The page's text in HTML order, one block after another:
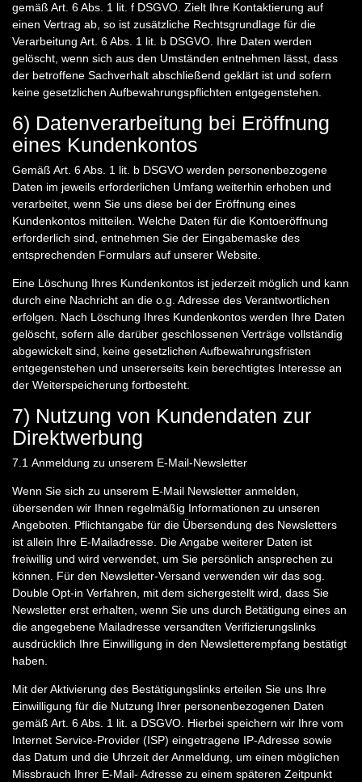
gemäß Art. 6 Abs. 1 lit. f DSGVO. Zielt Ihre Kontaktierung auf
einen Vertrag ab, so ist zusätzliche Rechtsgrundlage für die
Verarbeitung Art. 6 Abs. 1 lit. b DSGVO. Ihre Daten werden
gelöscht, wenn sich aus den Umständen entnehmen lässt, dass
der betroffene Sachverhalt abschließend geklärt ist und sofern
keine gesetzlichen Aufbewahrungspflichten entgegenstehen.
6) Datenverarbeitung bei Eröffnung
eines Kundenkontos
Gemäß Art. 6 Abs. 1 lit. b DSGVO werden personenbezogene
Daten im jeweils erforderlichen Umfang weiterhin erhoben und
verarbeitet, wenn Sie uns diese bei der Eröffnung eines
Kundenkontos mitteilen. Welche Daten für die Kontoeröffnung
erforderlich sind, entnehmen Sie der Eingabemaske des
entsprechenden Formulars auf unserer Website.
Eine Löschung Ihres Kundenkontos ist jederzeit möglich und kann
durch eine Nachricht an die o.g. Adresse des Verantwortlichen
erfolgen. Nach Löschung Ihres Kundenkontos werden Ihre Daten
gelöscht, sofern alle darüber geschlossenen Verträge vollständig
abgewickelt sind, keine gesetzlichen Aufbewahrungsfristen
entgegenstehen und unsererseits kein berechtigtes Interesse an
der Weiterspeicherung fortbesteht.
7) Nutzung von Kundendaten zur
Direktwerbung
7.1 Anmeldung zu unserem E-Mail-Newsletter
Wenn Sie sich zu unserem E-Mail Newsletter anmelden,
übersenden wir Ihnen regelmäßig Informationen zu unseren
Angeboten. Pflichtangabe für die Übersendung des Newsletters
ist allein Ihre E-Mailadresse. Die Angabe weiterer Daten ist
freiwillig und wird verwendet, um Sie persönlich ansprechen zu
können. Für den Newsletter-Versand verwenden wir das sog.
Double Opt-in Verfahren, mit dem sichergestellt wird, dass Sie
Newsletter erst erhalten, wenn Sie uns durch Betätigung eines an
die angegebene Mailadresse versandten Verifizierungslinks
ausdrücklich Ihre Einwilligung in den Newsletterempfang bestätigt
haben.
Mit der Aktivierung des Bestätigungslinks erteilen Sie uns Ihre
Einwilligung für die Nutzung Ihrer personenbezogenen Daten
gemäß Art. 6 Abs. 1 lit. a DSGVO. Hierbei speichern wir Ihre vom
Internet Service-Provider (ISP) eingetragene IP-Adresse sowie
das Datum und die Uhrzeit der Anmeldung, um einen möglichen
Missbrauch Ihrer E-Mail- Adresse zu einem späteren Zeitpunkt